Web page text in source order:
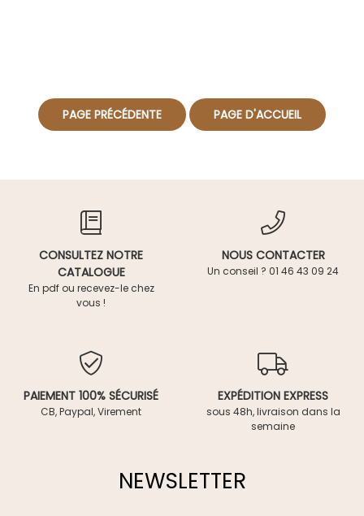
CONSULTEZ NOTRE
CATALOGUE
En pdf ou recevez-le chez
vous !
NOUS CONTACTER
Un conseil ? 01 46 43 09 24
PAIEMENT 100% SÉCURISÉ
CB, Paypal, Virement
EXPÉDITION EXPRESS
sous 48h, livraison dans la
semaine
NEWSLETTER